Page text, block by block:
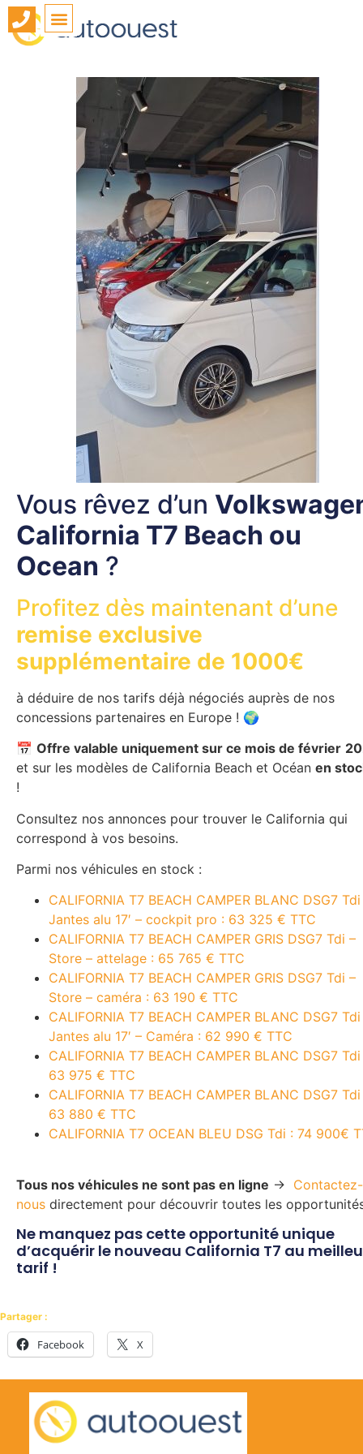
Vous rêvez d’un
California T7 Beach ou
Ocean ?
Profitez dès maintenant d’une
remise exclusive
supplémentaire de 1000€
à déduire de nos tarifs déjà négociés auprès de nos
concessions partenaires en Europe ! 🌍
📅 Offre valable uniquement sur ce mois de février
et sur les modèles de California Beach et Océan en
!
Consultez nos annonces pour trouver le California qui
correspond à vos besoins.
Parmi nos véhicules en stock :
CALIFORNIA T7 BEACH CAMPER BLANC DSG7 Tdi
Jantes alu 17′ – cockpit pro : 63 325 € TTC
CALIFORNIA T7 BEACH CAMPER GRIS DSG7 Tdi –
Store – attelage : 65 765 € TTC
CALIFORNIA T7 BEACH CAMPER GRIS DSG7 Tdi –
Store – caméra : 63 190 € TTC
CALIFORNIA T7 BEACH CAMPER BLANC DSG7 Tdi
Jantes alu 17′ – Caméra : 62 990 € TTC
CALIFORNIA T7 BEACH CAMPER BLANC DSG7
63 975 € TTC
CALIFORNIA T7 BEACH CAMPER BLANC DSG7
63 880 € TTC
CALIFORNIA T7 OCEAN BLEU DSG Tdi : 74 900€
Tous nos véhicules ne sont pas en ligne → Contactez-
nous directement pour découvrir toutes les
Ne manquez pas cette opportunité unique
d’acquérir le nouveau California T7 au
tarif !
Partager :
Facebook X